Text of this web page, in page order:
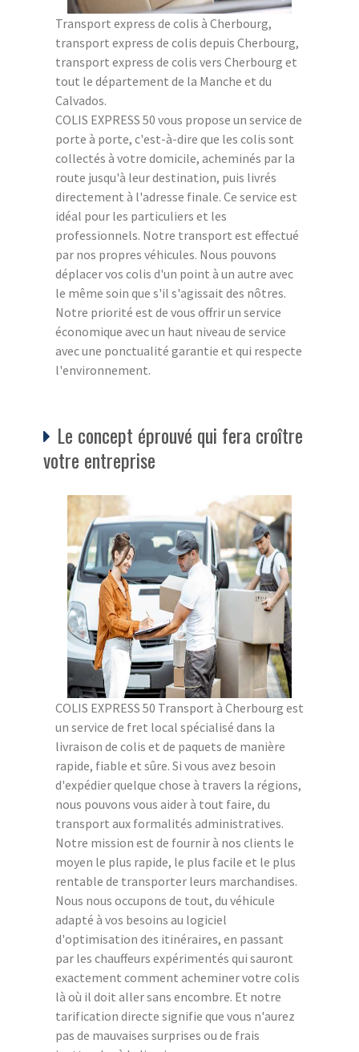
Transport express de colis à Cherbourg,
transport express de colis depuis Cherbourg,
transport express de colis vers Cherbourg et
tout le département de la Manche et du
Calvados.
COLIS EXPRESS 50 vous propose un service de
porte à porte, c'est-à-dire que les colis sont
collectés à votre domicile, acheminés par la
route jusqu'à leur destination, puis livrés
directement à l'adresse finale. Ce service est
idéal pour les particuliers et les
professionnels. Notre transport est effectué
par nos propres véhicules. Nous pouvons
déplacer vos colis d'un point à un autre avec
le même soin que s'il s'agissait des nôtres.
Notre priorité est de vous offrir un service
économique avec un haut niveau de service
avec une ponctualité garantie et qui respecte
l'environnement.
Le concept éprouvé qui fera croître
votre entreprise
COLIS EXPRESS 50 Transport à Cherbourg est
un service de fret local spécialisé dans la
livraison de colis et de paquets de manière
rapide, fiable et sûre. Si vous avez besoin
d'expédier quelque chose à travers la régions,
nous pouvons vous aider à tout faire, du
transport aux formalités administratives.
Notre mission est de fournir à nos clients le
moyen le plus rapide, le plus facile et le plus
rentable de transporter leurs marchandises.
Nous nous occupons de tout, du véhicule
adapté à vos besoins au logiciel
d'optimisation des itinéraires, en passant
par les chauffeurs expérimentés qui sauront
exactement comment acheminer votre colis
là où il doit aller sans encombre. Et notre
tarification directe signifie que vous n'aurez
pas de mauvaises surprises ou de frais